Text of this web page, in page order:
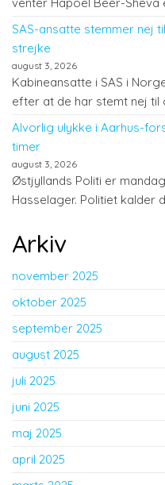
SAS-ansatte stemmer nej
strejke
august 3, 2026
Kabineansatte i SAS i
efter at de har stemt nej
Alvorlig ulykke i Aarhus-
timer
august 3, 2026
Østjyllands Politi er
Hasselager. Politiet kalder
Arkiv
november 2025
oktober 2025
september 2025
august 2025
juli 2025
juni 2025
maj 2025
april 2025